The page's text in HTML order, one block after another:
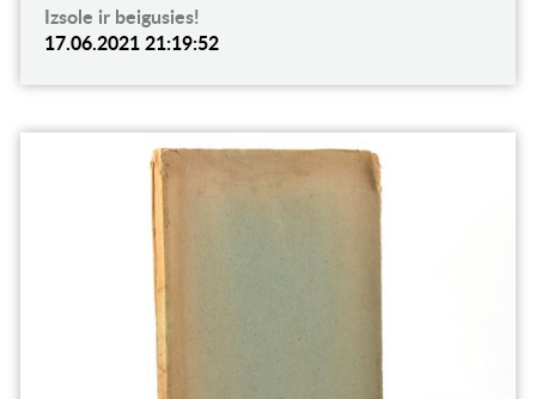
Izsole ir beigusies!
17.06.2021 21:19:52